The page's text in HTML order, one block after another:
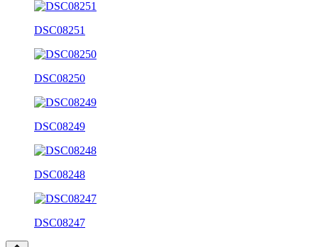
DSC08251
DSC08250
DSC08249
DSC08248
DSC08247